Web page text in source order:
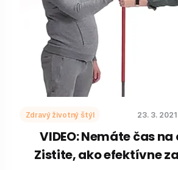
Zdravý životný štýl 23. 3. 2021
VIDEO: Nemáte čas
Zistite, ako efektívne